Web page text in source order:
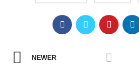
NEWER